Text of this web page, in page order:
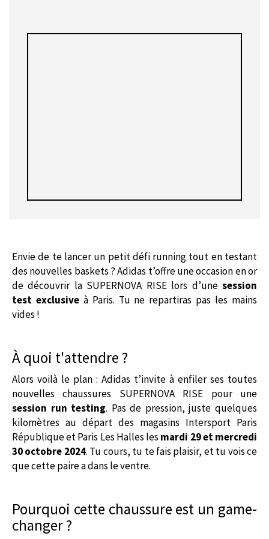
Envie de te lancer un petit défi running tout en testant
des nouvelles baskets ? Adidas t’offre une occasion en or
de découvrir la SUPERNOVA RISE lors d’une session
test exclusiveà Paris. Tu ne repartiras pas les mains
vides !
À quoi t'attendre ?
Alors voilà le plan : Adidas t’invite à enfiler ses toutes
nouvelles chaussures SUPERNOVA RISE pour une
session run testing. Pas de pression, juste quelques
kilomètres au départ des magasins Intersport Paris
République et Paris Les Halles les mardi 29 et mercredi
30 octobre 2024. Tu cours, tu te fais plaisir, et tu vois ce
que cette paire a dans le ventre.
Pourquoi cette chaussure est un game-
changer ?